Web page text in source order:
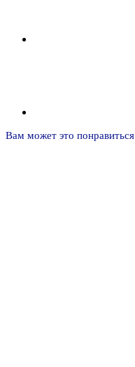
Вам может это понравиться